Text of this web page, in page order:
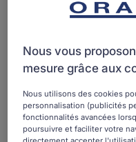
Recycled
à
dents
en
plastique
recyclé
Nous vous
mesure grâce aux
Nous utilisons des cookies
personnalisation (publicités
fonctionnalités avancées
poursuivre et faciliter votre